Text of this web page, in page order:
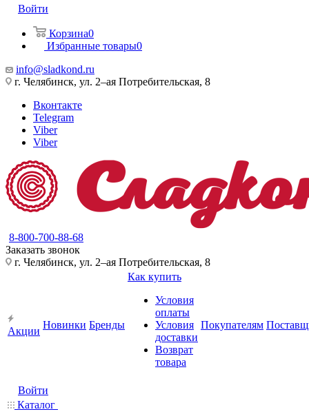
Войти
Корзина0
Избранные товары0
info@sladkond.ru
г. Челябинск, ул. 2–ая Потребительская, 8
Вконтакте
Telegram
Viber
Viber
8-800-700-88-68
Заказать звонок
г. Челябинск, ул. 2–ая Потребительская, 8
Акции
Новинки Бренды
Как купить
Условия
оплаты
Условия
доставки
Возврат
товара
Покупателям
Войти
Каталог